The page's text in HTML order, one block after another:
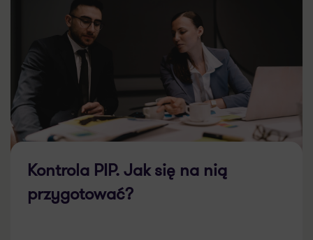
Kontrola PIP. Jak się na nią
przygotować?